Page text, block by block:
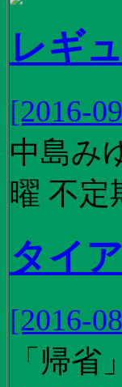
レギ
[2016-
中島み
曜 不定
タイ
[2016-
「帰